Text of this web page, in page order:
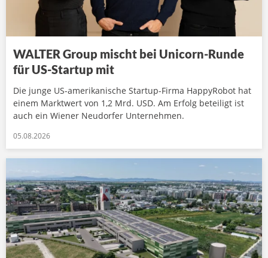
WALTER Group mischt bei Unicorn-Runde
für US-Startup mit
Die junge US-amerikanische Startup-Firma HappyRobot hat
einem Marktwert von 1,2 Mrd. USD. Am Erfolg beteiligt ist
auch ein Wiener Neudorfer Unternehmen.
05.08.2026